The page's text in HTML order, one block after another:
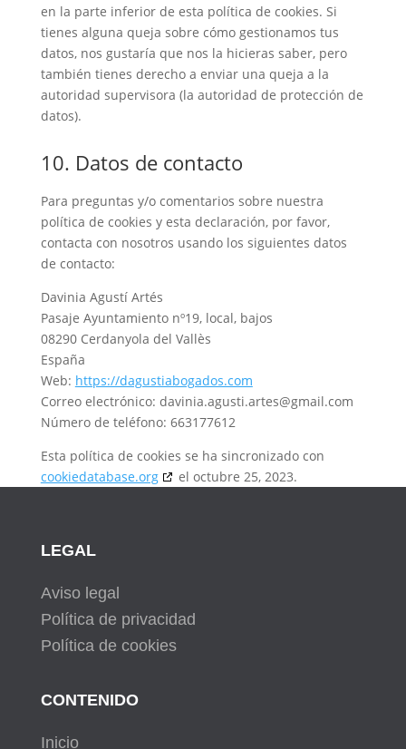
en la parte inferior de esta política de cookies. Si
tienes alguna queja sobre cómo gestionamos tus
datos, nos gustaría que nos la hicieras saber, pero
también tienes derecho a enviar una queja a la
autoridad supervisora (la autoridad de protección de
datos).
10. Datos de contacto
Para preguntas y/o comentarios sobre nuestra
política de cookies y esta declaración, por favor,
contacta con nosotros usando los siguientes datos
de contacto:
Davinia Agustí Artés
Pasaje Ayuntamiento nº19, local, bajos
08290 Cerdanyola del Vallès
España
Web: https://dagustiabogados.com
Correo electrónico: davinia.agusti.artes@gmail.com
Número de teléfono: 663177612
Esta política de cookies se ha sincronizado con
cookiedatabase.org
el octubre 25, 2023.
LEGAL
Aviso legal
Política de privacidad
Política de cookies
CONTENIDO
Inicio